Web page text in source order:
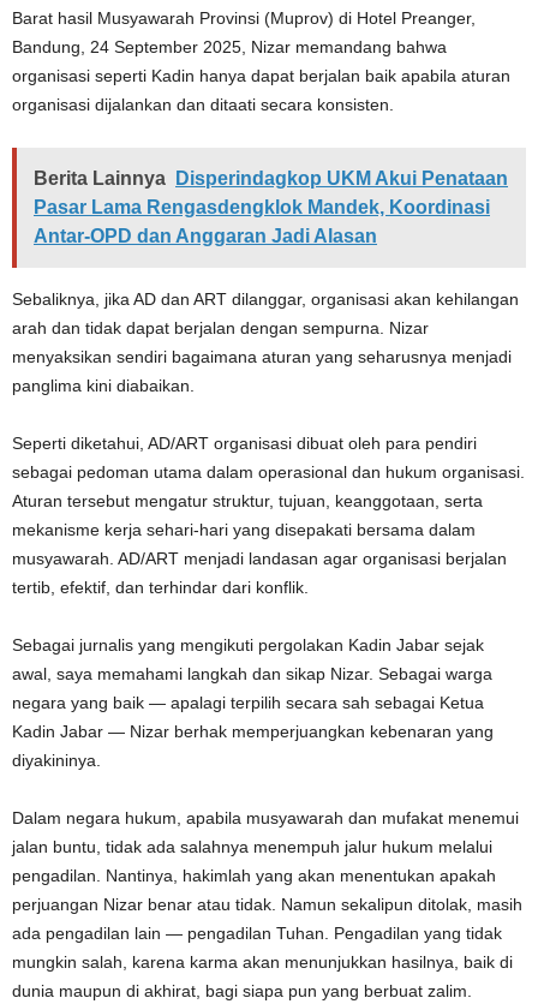
Barat hasil Musyawarah Provinsi (Muprov) di Hotel Preanger,
Bandung, 24 September 2025, Nizar memandang bahwa
organisasi seperti Kadin hanya dapat berjalan baik apabila aturan
organisasi dijalankan dan ditaati secara konsisten.
Berita Lainnya
Disperindagkop UKM Akui Penataan
Pasar Lama Rengasdengklok Mandek, Koordinasi
Antar-OPD dan Anggaran Jadi Alasan
Sebaliknya, jika AD dan ART dilanggar, organisasi akan kehilangan
arah dan tidak dapat berjalan dengan sempurna. Nizar
menyaksikan sendiri bagaimana aturan yang seharusnya menjadi
panglima kini diabaikan.
Seperti diketahui, AD/ART organisasi dibuat oleh para pendiri
sebagai pedoman utama dalam operasional dan hukum organisasi.
Aturan tersebut mengatur struktur, tujuan, keanggotaan, serta
mekanisme kerja sehari-hari yang disepakati bersama dalam
musyawarah. AD/ART menjadi landasan agar organisasi berjalan
tertib, efektif, dan terhindar dari konflik.
Sebagai jurnalis yang mengikuti pergolakan Kadin Jabar sejak
awal, saya memahami langkah dan sikap Nizar. Sebagai warga
negara yang baik — apalagi terpilih secara sah sebagai Ketua
Kadin Jabar — Nizar berhak memperjuangkan kebenaran yang
diyakininya.
Dalam negara hukum, apabila musyawarah dan mufakat menemui
jalan buntu, tidak ada salahnya menempuh jalur hukum melalui
pengadilan. Nantinya, hakimlah yang akan menentukan apakah
perjuangan Nizar benar atau tidak. Namun sekalipun ditolak, masih
ada pengadilan lain — pengadilan Tuhan. Pengadilan yang tidak
mungkin salah, karena karma akan menunjukkan hasilnya, baik di
dunia maupun di akhirat, bagi siapa pun yang berbuat zalim.